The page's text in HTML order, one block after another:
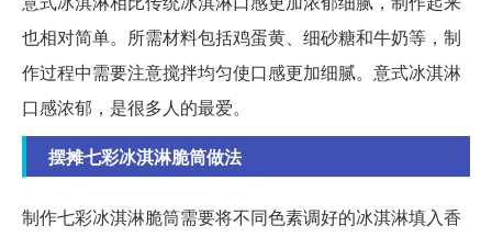
也相对简单。所需材料包括鸡蛋黄、细砂糖和牛奶等，制
作过程中需要注意搅拌均匀使口感更加细腻。意式冰淇淋
口感浓郁，是很多人的最爱。
摆摊七彩冰淇淋脆筒做法
制作七彩冰淇淋脆筒需要将不同色素调好的冰淇淋填入香